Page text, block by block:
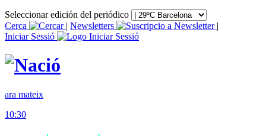
Seleccionar edición del periódico
Cerca
| Newsletters
|
Iniciar Sessió
ara mateix
10:30